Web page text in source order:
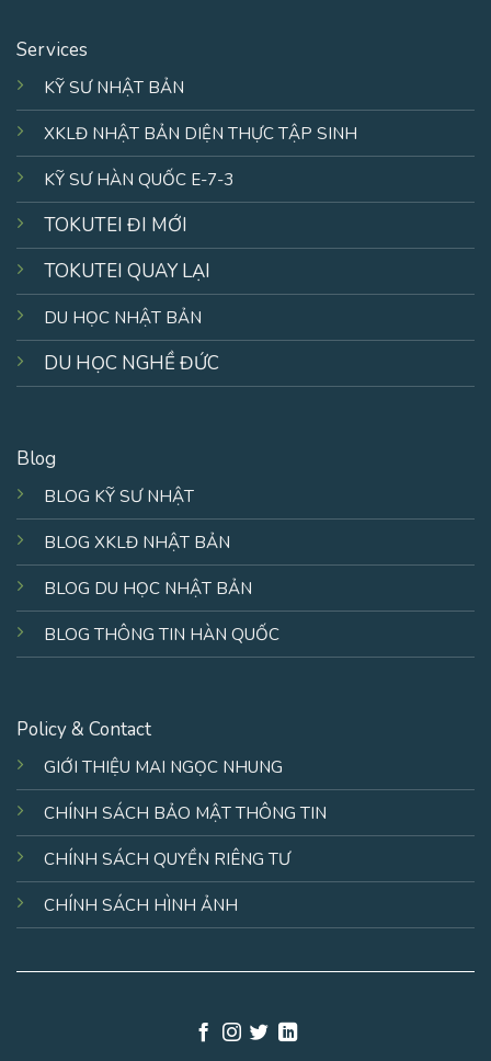
Services
KỸ SƯ NHẬT BẢN
XKLĐ NHẬT BẢN DIỆN THỰC TẬP SINH
KỸ SƯ HÀN QUỐC E-7-3
TOKUTEI ĐI MỚI
TOKUTEI QUAY LẠI
DU HỌC NHẬT BẢN
DU HỌC NGHỀ ĐỨC
Blog
BLOG KỸ SƯ NHẬT
BLOG XKLĐ NHẬT BẢN
BLOG DU HỌC NHẬT BẢN
BLOG THÔNG TIN HÀN QUỐC
Policy & Contact
GIỚI THIỆU MAI NGỌC NHUNG
CHÍNH SÁCH BẢO MẬT THÔNG TIN
CHÍNH SÁCH QUYỀN RIÊNG TƯ
CHÍNH SÁCH HÌNH ẢNH